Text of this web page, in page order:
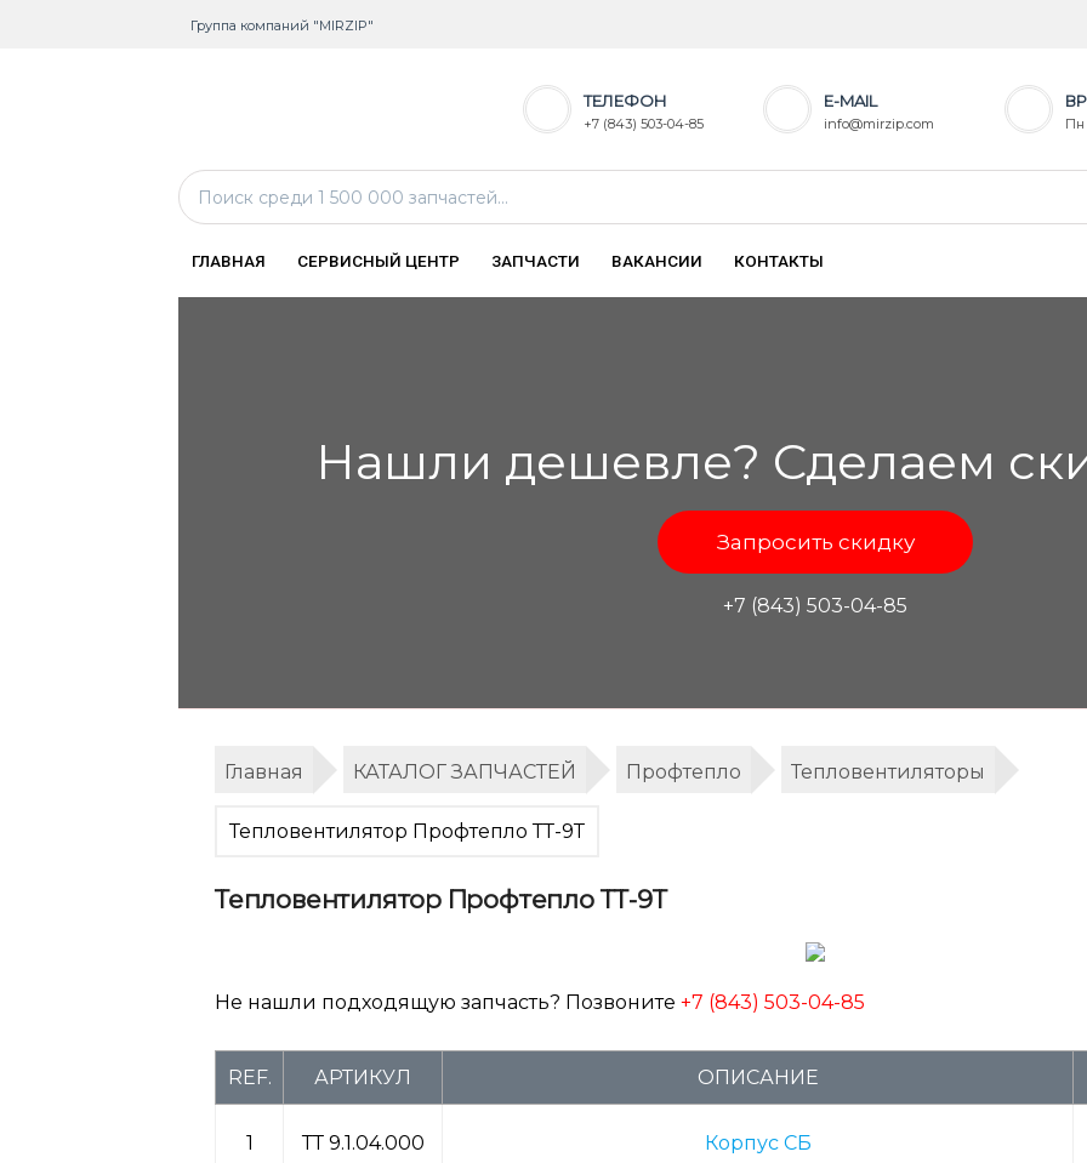
Группа компаний "MIRZIP"
ТЕЛЕФОН
+7 (843) 503-04-85
E-MAIL
info@mirzip.com Пн
ГЛАВНАЯ СЕРВИСНЫЙ ЦЕНТР ЗАПЧАСТИ ВАКАНСИИ КОНТАКТЫ
Нашли дешевле? Сделаем
Запросить скидку
+7 (843) 503-04-85
Главная КАТАЛОГ ЗАПЧАСТЕЙ Профтепло Тепловентиляторы
Тепловентилятор Профтепло ТТ-9Т
Тепловентилятор Профтепло ТТ-9Т
Не нашли подходящую запчасть? Позвоните +7 (843) 503-04-85
REF. АРТИКУЛ ОПИСАНИЕ
1 ТТ 9.1.04.000 Корпус СБ